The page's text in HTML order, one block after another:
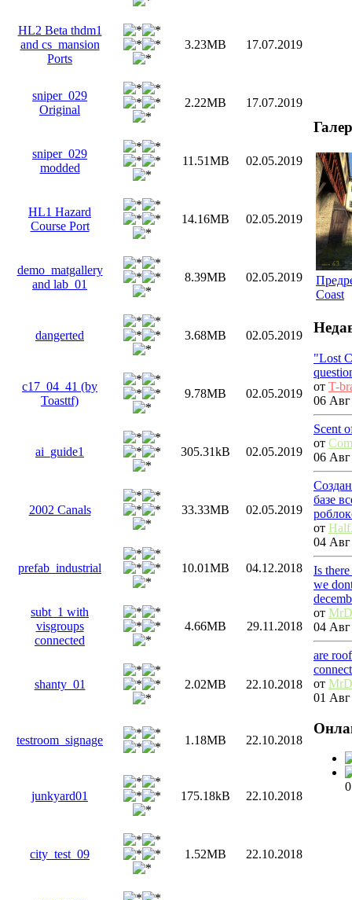
HL2 Beta thdm1
and cs_mansion
Ports
3.23MB 17.07.2019
sniper_029
Original
2.22MB 17.07.2019
sniper_029
modded
11.51MB 02.05.2019
HL1 Hazard
Course Port
14.16MB 02.05.2019
demo_matgallery
and lab_01
8.39MB 02.05.2019
dangerted 3.68MB 02.05.2019
c17_04_41 (by
Toasttf)
9.78MB 02.05.2019
ai_guide1 305.31kB 02.05.2019
2002 Canals 33.33MB 02.05.2019
prefab_industrial 10.01MB 04.12.2018
subt_1 with
visgroups
connected
4.66MB 29.11.2018
shanty_01 2.02MB 22.10.2018
testroom_signage 1.18MB 22.10.2018
junkyard01 175.18kB 22.10.2018
city_test_09 1.52MB 22.10.2018
Coast
"Lost
от T-
06 Авг
Scent
от
06 Авг
базе
от
04 Авг
Is
we
от
04 Авг
are
от
01 Авг
0